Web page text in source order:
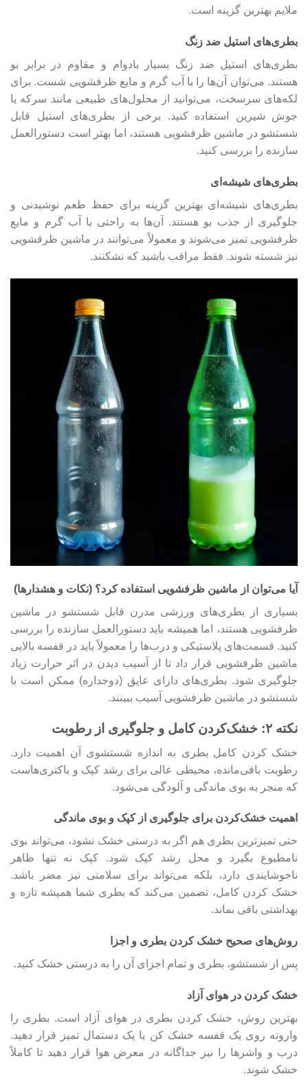
ملایم بهترین گزینه است.
بطری‌های استیل ضد زنگ
بطری‌های استیل ضد زنگ بسیار بادوام و مقاوم در برابر بو
هستند. می‌توان آن‌ها را با آب گرم و مایع ظرفشویی شست. برای
لکه‌های سرسخت، می‌توانید از محلول‌های طبیعی مانند سرکه یا
جوش شیرین استفاده کنید. برخی از بطری‌های استیل قابل
شستشو در ماشین ظرفشویی هستند، اما بهتر است دستورالعمل
سازنده را بررسی کنید.
بطری‌های شیشه‌ای
بطری‌های شیشه‌ای بهترین گزینه برای حفظ طعم نوشیدنی و
جلوگیری از جذب بو هستند. آن‌ها به راحتی با آب گرم و مایع
ظرفشویی تمیز می‌شوند و معمولاً می‌توانند در ماشین ظرفشویی
نیز شسته شوند. فقط مراقب باشید که نشکنند.
آیا می‌توان از ماشین ظرفشویی استفاده کرد؟ (نکات و هشدارها)
بسیاری از بطری‌های ورزشی مدرن قابل شستشو در ماشین
ظرفشویی هستند، اما همیشه باید دستورالعمل سازنده را بررسی
کنید. قسمت‌های پلاستیکی و درب‌ها را معمولاً باید در قفسه بالایی
ماشین ظرفشویی قرار داد تا از آسیب دیدن در اثر حرارت زیاد
جلوگیری شود. بطری‌های دارای عایق (دوجداره) ممکن است با
شستشو در ماشین ظرفشویی آسیب ببینند.
نکته ۲: خشک‌کردن کامل و جلوگیری از رطوبت
خشک کردن کامل بطری به اندازه شستشوی آن اهمیت دارد.
رطوبت باقی‌مانده، محیطی عالی برای رشد کپک و باکتری‌هاست
که منجر به بوی ماندگی و آلودگی می‌شود.
اهمیت خشک‌کردن برای جلوگیری از کپک و بوی ماندگی
حتی تمیزترین بطری هم اگر به درستی خشک نشود، می‌تواند بوی
نامطبوع بگیرد و محل رشد کپک شود. کپک نه تنها ظاهر
ناخوشایندی دارد، بلکه می‌تواند برای سلامتی نیز مضر باشد.
خشک کردن کامل، تضمین می‌کند که بطری شما همیشه تازه و
بهداشتی باقی بماند.
روش‌های صحیح خشک کردن بطری و اجزا
پس از شستشو، بطری و تمام اجزای آن را به درستی خشک کنید.
خشک کردن در هوای آزاد
بهترین روش، خشک کردن بطری در هوای آزاد است. بطری را
وارونه روی یک قفسه خشک کن یا یک دستمال تمیز قرار دهید.
درب و واشرها را نیز جداگانه در معرض هوا قرار دهید تا کاملاً
خشک شوند.